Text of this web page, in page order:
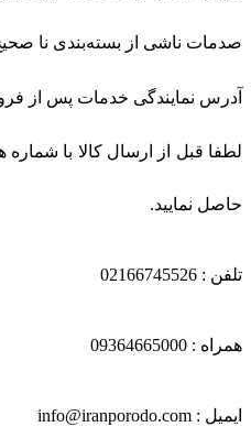
صدمات ناشی از بسته‌بندی نا
آدرس نمایندگی خدمات پس از
لطفا قبل از ارسال کالا با
حاصل نمایید.
تلفن : 02166745526
همراه : 09364665000
ایمیل : info@iranporodo.com